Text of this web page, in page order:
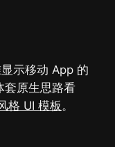
示移动 App 的
套原生思路看
格 UI 模板。